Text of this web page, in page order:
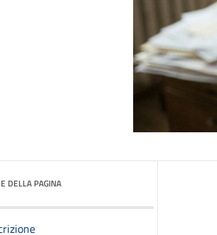
DELLA PAGINA